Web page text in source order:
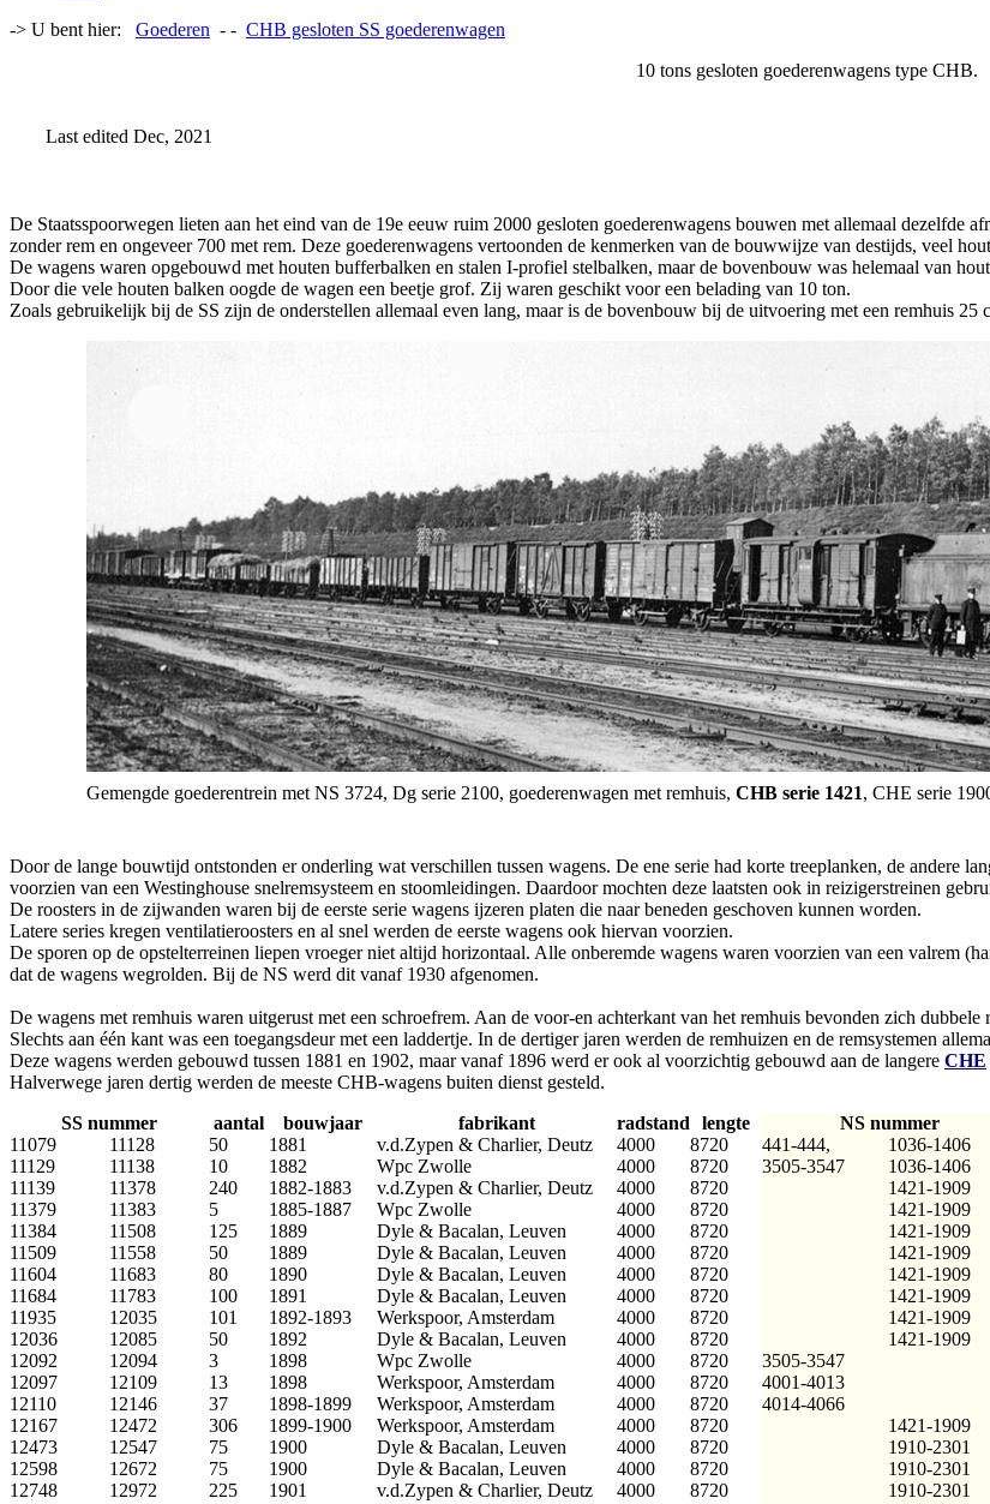
-> U bent hier: Goederen - - CHB gesloten SS goederenwagen
10 tons gesloten goederenwagens type CHB.
Last edited Dec, 2021
De Staatsspoorwegen lieten aan het eind van de 19e eeuw ruim 2000 gesloten goederenwagens bouwen met allemaal dezelfde
zonder rem en ongeveer 700 met rem. Deze goederenwagens vertoonden de kenmerken van de bouwwijze van destijds, veel
De wagens waren opgebouwd met houten bufferbalken en stalen I-profiel stelbalken, maar de bovenbouw was helemaal van
Door die vele houten balken oogde de wagen een beetje grof. Zij waren geschikt voor een belading van 10 ton.
Zoals gebruikelijk bij de SS zijn de onderstellen allemaal even lang, maar is de bovenbouw bij de uitvoering met een remhuis 25
Gemengde goederentrein met NS 3724, Dg serie 2100, goederenwagen met remhuis, CHB serie 1421, CHE serie
Door de lange bouwtijd ontstonden er onderling wat verschillen tussen wagens. De ene serie had korte treeplanken, de andere
voorzien van een Westinghouse snelremsysteem en stoomleidingen. Daardoor mochten deze laatsten ook in reizigerstreinen
De roosters in de zijwanden waren bij de eerste serie wagens ijzeren platen die naar beneden geschoven kunnen worden.
Latere series kregen ventilatieroosters en al snel werden de eerste wagens ook hiervan voorzien.
De sporen op de opstelterreinen liepen vroeger niet altijd horizontaal. Alle onberemde wagens waren voorzien van een valrem
dat de wagens wegrolden. Bij de NS werd dit vanaf 1930 afgenomen.
De wagens met remhuis waren uitgerust met een schroefrem. Aan de voor-en achterkant van het remhuis bevonden zich
Slechts aan één kant was een toegangsdeur met een laddertje. In de dertiger jaren werden de remhuizen en de remsystemen
Deze wagens werden gebouwd tussen 1881 en 1902, maar vanaf 1896 werd er ook al voorzichtig gebouwd aan de langere CHE
Halverwege jaren dertig werden de meeste CHB-wagens buiten dienst gesteld.
SS nummer
aantal bouwjaar fabrikant radstand lengte NS nummer
11079
11128 50 1881 v.d.Zypen & Charlier, Deutz 4000 8720 441-444, 1036-1406
11129
11138 10 1882 Wpc Zwolle 4000 8720 3505-3547 1036-1406
11139
11378 240 1882-1883 v.d.Zypen & Charlier, Deutz 4000 8720 1421-1909
11379
11383 5 1885-1887 Wpc Zwolle 4000 8720 1421-1909
11384
11508 125 1889 Dyle & Bacalan, Leuven 4000 8720 1421-1909
11509
11558 50 1889 Dyle & Bacalan, Leuven 4000 8720 1421-1909
11604
11683 80 1890 Dyle & Bacalan, Leuven 4000 8720 1421-1909
11684
11783 100 1891 Dyle & Bacalan, Leuven 4000 8720 1421-1909
11935
12035 101 1892-1893 Werkspoor, Amsterdam 4000 8720 1421-1909
12036
12085 50 1892 Dyle & Bacalan, Leuven 4000 8720 1421-1909
12092
12094 3 1898 Wpc Zwolle 4000 8720 3505-3547
12097
12109 13 1898 Werkspoor, Amsterdam 4000 8720 4001-4013
12110
12146 37 1898-1899 Werkspoor, Amsterdam 4000 8720 4014-4066
12167
12472 306 1899-1900 Werkspoor, Amsterdam 4000 8720 1421-1909
12473
12547 75 1900 Dyle & Bacalan, Leuven 4000 8720 1910-2301
12598
12672 75 1900 Dyle & Bacalan, Leuven 4000 8720 1910-2301
12748
12972 225 1901 v.d.Zypen & Charlier, Deutz 4000 8720 1910-2301